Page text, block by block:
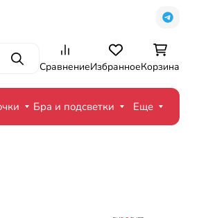
ПоискСравнениеИзбранноеКорзина
Бра и подсветки Еще